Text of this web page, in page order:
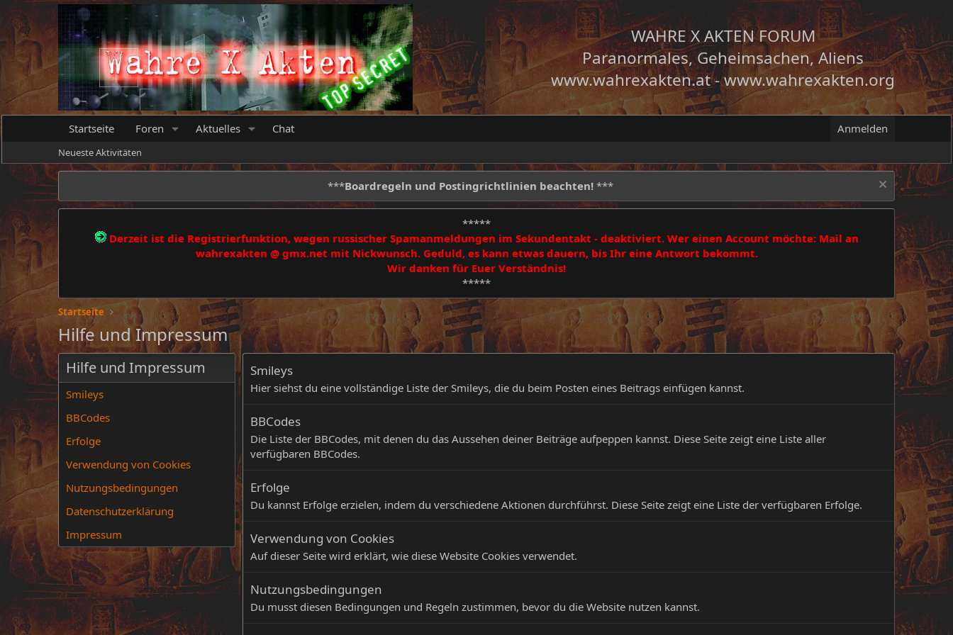
WAHRE X AKTEN FORUM
Paranormales, Geheimsachen, Aliens
www.wahrexakten.at-www.wahrexakten.org
Startseite Foren Aktuelles Chat Anmelden
Neueste Aktivitäten
***Boardregeln und Postingrichtlinien beachten! ***
*****
Derzeit ist die Registrierfunktion, wegen russischer Spamanmeldungen im Sekundentakt - deaktiviert. Wer einen Account möchte: Mail an
wahrexakten @ gmx.net mit Nickwunsch. Geduld, es kann etwas dauern, bis Ihr eine Antwort bekommt.
Wir danken für Euer Verständnis!
*****
Startseite
Hilfe und Impressum
Hilfe und Impressum
Smileys
BBCodes
Erfolge
Verwendung von Cookies
Nutzungsbedingungen
Datenschutzerklärung
Impressum
Smileys
Hier siehst du eine vollständige Liste der Smileys, die du beim Posten eines Beitrags einfügen kannst.
BBCodes
Die Liste der BBCodes, mit denen du das Aussehen deiner Beiträge aufpeppen kannst. Diese Seite zeigt eine Liste aller
verfügbaren BBCodes.
Erfolge
Du kannst Erfolge erzielen, indem du verschiedene Aktionen durchführst. Diese Seite zeigt eine Liste der verfügbaren Erfolge.
Verwendung von Cookies
Auf dieser Seite wird erklärt, wie diese Website Cookies verwendet.
Nutzungsbedingungen
Du musst diesen Bedingungen und Regeln zustimmen, bevor du die Website nutzen kannst.